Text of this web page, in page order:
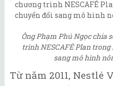
Ông Phạm Phú Ngọc chia
trình NESCAFÉ Plan
sang mô hình
Từ năm 2011,